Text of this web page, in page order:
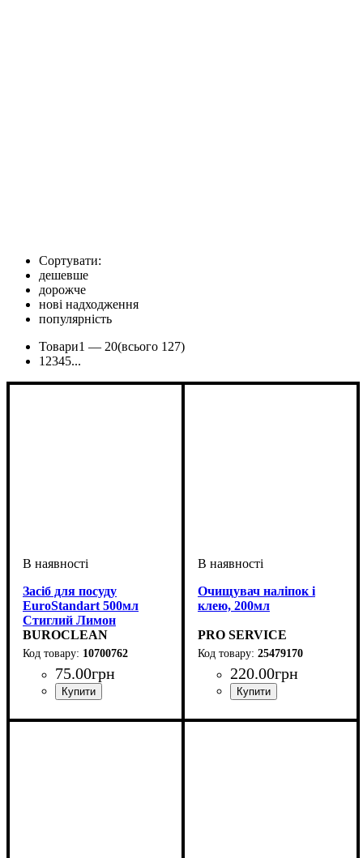
Сортувати:
дешевше
дорожче
нові надходження
популярність
Товари1 — 20(всього 127)
1 2345...
Засіб для посуду
EuroStandart 500мл
Стиглий Лимон
BUROCLEAN
10700762
75.00грн
Очищувач наліпок і
клею, 200мл
PRO SERVICE
25479170
220.00грн